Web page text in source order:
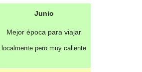
Junio
Mejor época para viajar
localmente pero muy caliente